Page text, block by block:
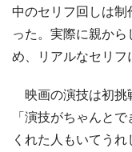
中のセリフ回しは制
った。実際に親か
め、リアルなセリフ
映画の演技は初挑
「演技がちゃんと
くれた人もいてう